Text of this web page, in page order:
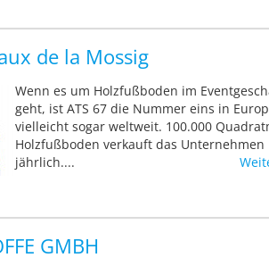
de la Mossig
Wenn es um Holzfußboden im
geht, ist ATS 67 die Nummer eins in
vielleicht sogar weltweit. 100.000
Holzfußboden verkauft das Unternehmen
jährlich....
GMBH